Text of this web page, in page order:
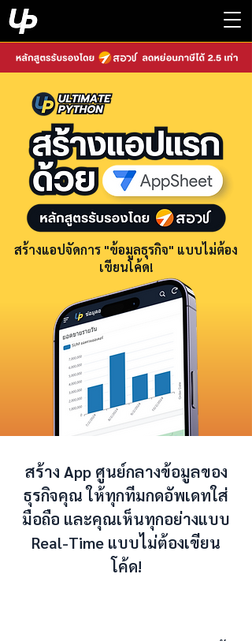
สร้างแอปจัดการ "ข้อมูลธุรกิจ" แบบไม่ต้อง
เขียนโค้ด!
สร้าง App ศูนย์กลางข้อมูลของ
ธุรกิจคุณ ให้ทุกทีมกดอัพเดทใส่
มือถือ และคุณเห็นทุกอย่างแบบ
Real-Time แบบไม่ต้องเขียน
โค้ด!